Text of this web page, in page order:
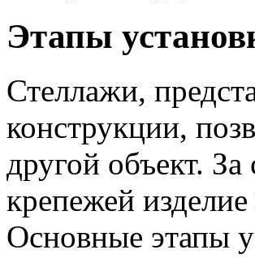
Этапы
Стеллажи,
конструкции,
другой объект.
крепежей
Основные этапы